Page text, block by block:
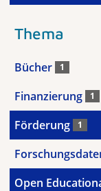
Thema
Bücher 1
Finanzierung 1
Förderung 1
Open